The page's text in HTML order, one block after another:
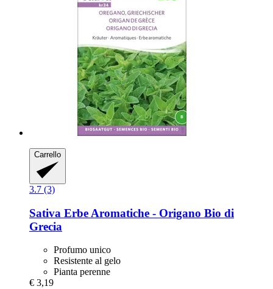
Carrello
3.7 (3)
Sativa Erbe Aromatiche -​ Origano Bio di
Grecia
Profumo unico
Resistente al gelo
Pianta perenne
€ 3,19